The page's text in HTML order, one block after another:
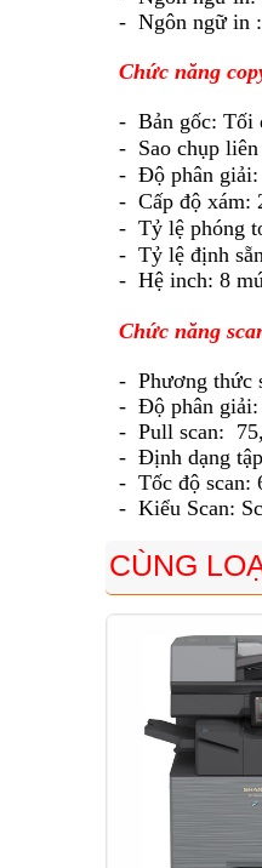
- Ngôn ngữ in :
Chức năng
- Bản gốc: Tối
- Sao chụp liên
- Độ phân giải:
- Cấp độ xám:
- Tỷ lệ phóng
- Tỷ lệ định
- Hệ inch: 8
Chức năng
- Phương thức
- Độ phân giải:
- Pull scan:
- Định dạng
- Tốc độ scan:
- Kiểu Scan:
CÙNG